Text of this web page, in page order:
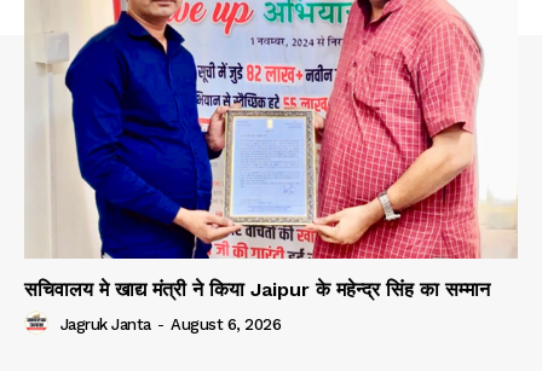
सचिवालय मे खाद्य मंत्री ने किया Jaipur के महेन्द्र सिंह का सम्मान
Jagruk Janta - August 6, 2026